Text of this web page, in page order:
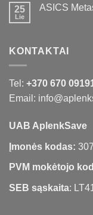
25
Lie
ASICS
KONTAKTAI
Tel: +370 670
Email:
UAB AplenkSave
Įmonės kodas:
PVM mokėtojo
SEB sąskaita: